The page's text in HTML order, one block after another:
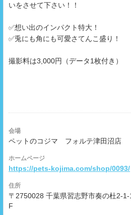
いをさせて下さい！！
✅想い出のインパクト特大！
✅兎にも角にも可愛さてんこ盛り！
撮影料は3,000円（データ1枚付き）
会場
ペットのコジマ フォルテ津田沼店
ホームページ
https://pets-kojima.com/shop/0093/
住所
〒2750028 千葉県習志野市奏の杜2-
F